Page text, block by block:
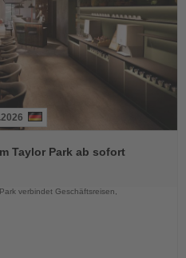
Taylor Park ab sofort
verbindet Geschäftsreisen,